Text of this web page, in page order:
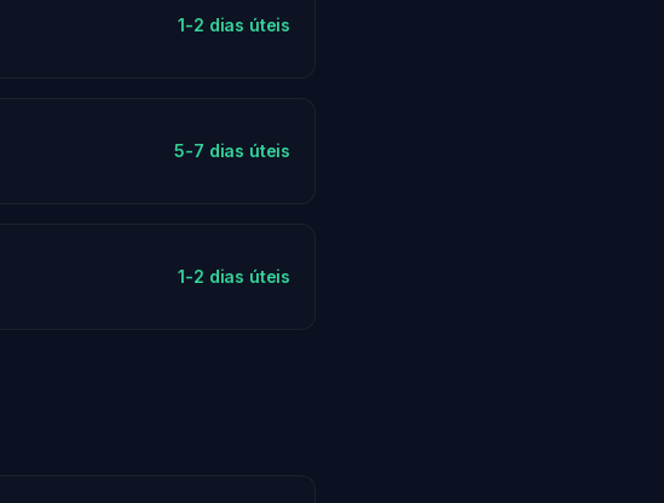
1-2 dias úteis
5-7 dias úteis
1-2 dias úteis